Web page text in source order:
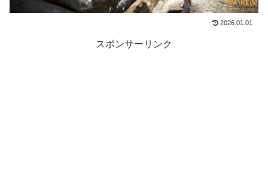
2026.01.01
スポンサーリンク